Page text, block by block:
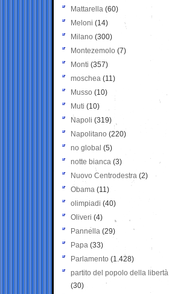
Mattarella (60)
Meloni (14)
Milano (300)
Montezemolo (7)
Monti (357)
moschea (11)
Musso (10)
Muti (10)
Napoli (319)
Napolitano (220)
no global (5)
notte bianca (3)
Nuovo Centrodestra (2)
Obama (11)
olimpiadi (40)
Oliveri (4)
Pannella (29)
Papa (33)
Parlamento (1.428)
partito del popolo della libertà
(30)